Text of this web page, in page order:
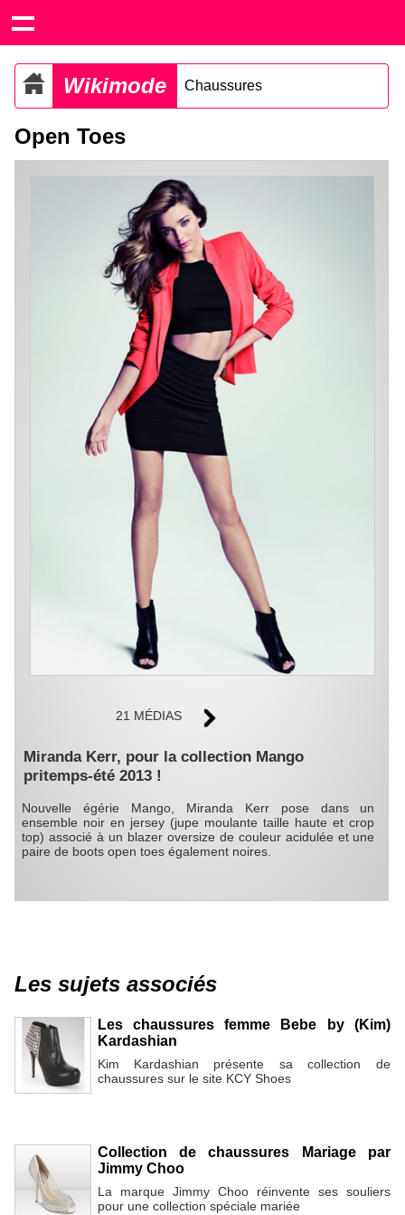
Wikimode Chaussures
Open Toes
21 MÉDIAS
Miranda Kerr, pour la collection Mango
pritemps-été 2013 !
Nouvelle égérie Mango, Miranda Kerr pose dans un
ensemble noir en jersey (jupe moulante taille haute et crop
top) associé à un blazer oversize de couleur acidulée et une
paire de boots open toes également noires.
Les sujets associés
Les chaussures femme Bebe by (Kim)
Kardashian
Kim Kardashian présente sa collection de
chaussures sur le site KCY Shoes
Collection de chaussures Mariage par
Jimmy Choo
La marque Jimmy Choo réinvente ses souliers
pour une collection spéciale mariée